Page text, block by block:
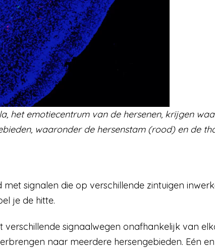
het emotiecentrum van de hersenen, krijgen
waaronder de hersenstam (rood) en de
signalen die op verschillende zintuigen
je de hitte.
signaalwegen onafhankelijk van
naar meerdere hersengebieden. Eén